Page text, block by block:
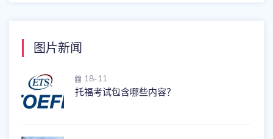
图片新闻
18-11
托福考试包含哪些内容？